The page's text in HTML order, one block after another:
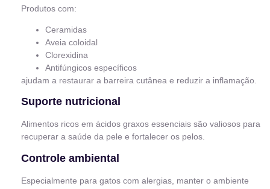
Produtos com:
Ceramidas
Aveia coloidal
Clorexidina
Antifúngicos específicos
ajudam a restaurar a barreira cutânea e reduzir a inflamação.
Suporte nutricional
Alimentos ricos em ácidos graxos essenciais são valiosos para
recuperar a saúde da pele e fortalecer os pelos.
Controle ambiental
Especialmente para gatos com alergias, manter o ambiente